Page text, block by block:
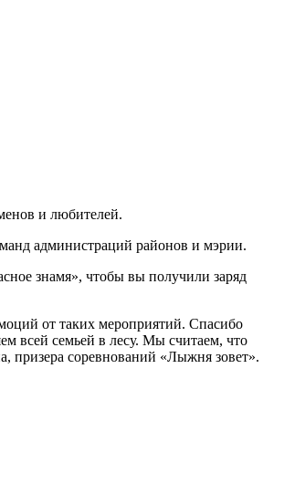
и любителей.
администраций районов и мэрии.
знамя», чтобы вы получили заряд
от таких мероприятий. Спасибо
всей семьей в лесу. Мы считаем, что
призера соревнований «Лыжня зовет».